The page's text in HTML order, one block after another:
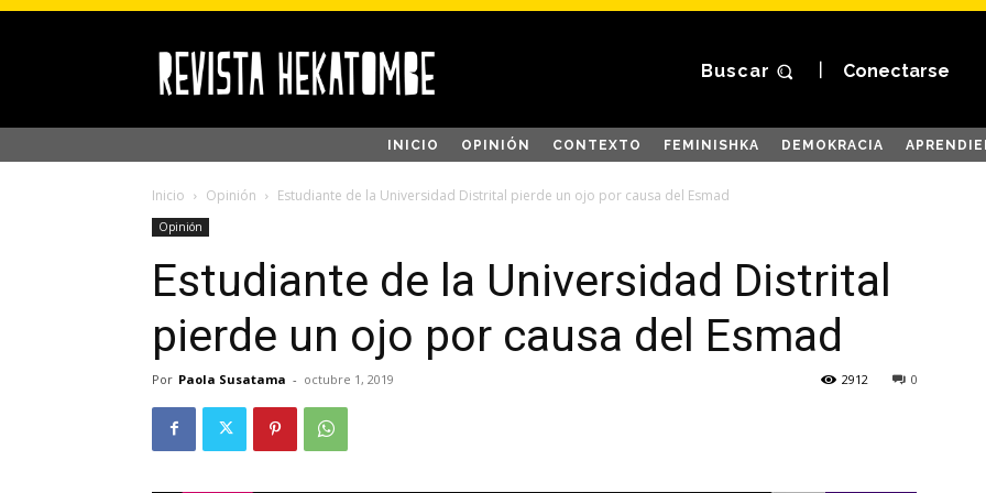
Buscar Conectarse
INICIO OPINIÓN CONTEXTO FEMINISHKA DEMOKRACIA
Inicio Opinión Estudiante de la Universidad Distrital pierde un ojo por causa del Esmad
Opinión
Estudiante de la Universidad Distrital
pierde un ojo por causa del Esmad
Por Paola Susatama - octubre 1, 2019 0
2912